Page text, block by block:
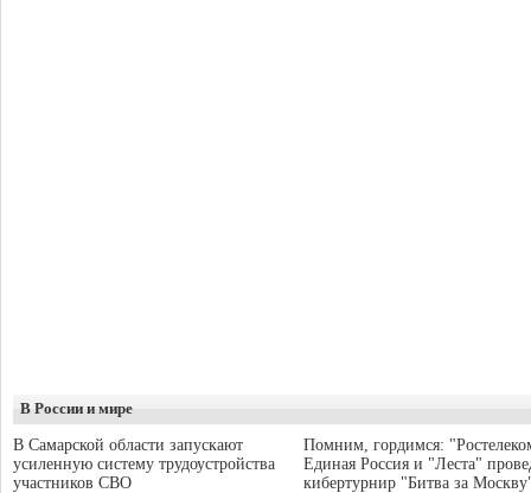
В России и мире
В Самарской области запускают
усиленную систему трудоустройства
участников СВО
Помним, гордимся:
Единая Россия и "Леста"
кибертурнир "Битва за